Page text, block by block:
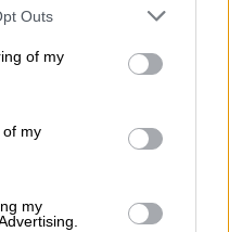
one or more Google
You may click to
its third-party tags to
in below Google
Outs
of my
of my
my
και απ'
φάσεις. Στο
τεράστια
αλλά την
χέρι εντός
διαιτητή για να
ανέλαβε την